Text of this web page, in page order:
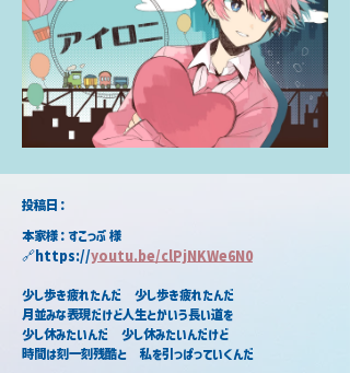
​投稿日：
本家様：すこっぷ 様
🔗https://youtu.be/clPjNKWe6N0
少し歩き疲れたんだ　少し歩き疲れたんだ
月並みな表現だけど人生とかいう長い道を
少し休みたいんだ　少し休みたいんだけど
時間は刻一刻残酷と　私を引っぱっていくんだ